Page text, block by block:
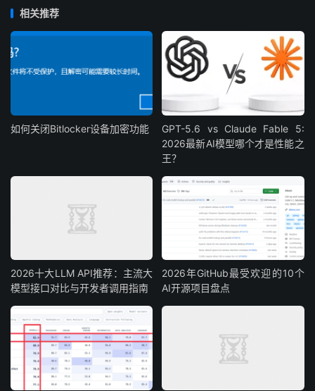
相关推荐
如何关闭Bitlocker设备加密功能
GPT-5.6 vs Claude Fable 5:
2026最新AI模型哪个才是性能之
王？
2026十大LLM API推荐：主流大
模型接口对比与开发者调用指南
2026年GitHub最受欢迎的10个
AI开源项目盘点